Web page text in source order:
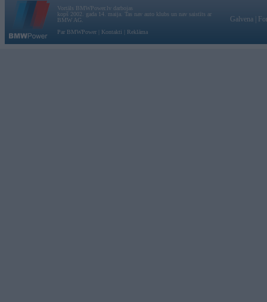
Vortāls BMWPower.lv darbojas
kopš 2002. gada 14. maija. Tas nav auto klubs un nav saistīts ar
BMW AG.
Par BMWPower
Kontakti Reklāma
Galvena